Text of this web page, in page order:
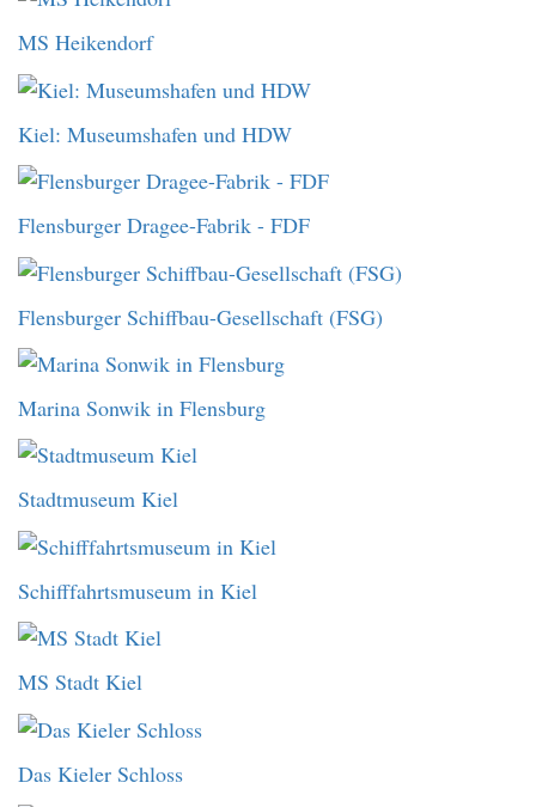
MS Heikendorf
Kiel: Museumshafen und HDW
Flensburger Dragee-Fabrik - FDF
Flensburger Schiffbau-Gesellschaft (FSG)
Marina Sonwik in Flensburg
Stadtmuseum Kiel
Schifffahrtsmuseum in Kiel
MS Stadt Kiel
Das Kieler Schloss